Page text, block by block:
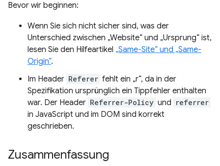
Bevor wir beginnen:
Wenn Sie sich nicht sicher sind, was der
Unterschied zwischen „Website“ und „Ursprung“ ist,
lesen Sie den Hilfeartikel „Same-Site“ und „Same-
Origin“.
Im Header Referer fehlt ein „r“, da in der
Spezifikation ursprünglich ein Tippfehler enthalten
war. Der Header Referrer-Policy und referrer
in JavaScript und im DOM sind korrekt
geschrieben.
Zusammenfassung